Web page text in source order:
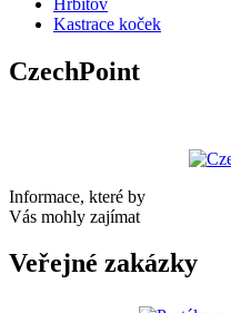
Kastrace koček
CzechPoint
Informace, které by
Vás mohly zajímat
Veřejné zakázky